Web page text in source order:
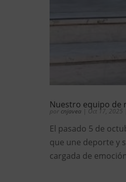
Nuestro equipo de
por cnjavea | Oct 17, 2025
El pasado 5 de
que une deporte y
cargada de